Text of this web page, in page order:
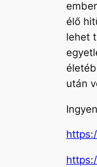
élő
lehet
után